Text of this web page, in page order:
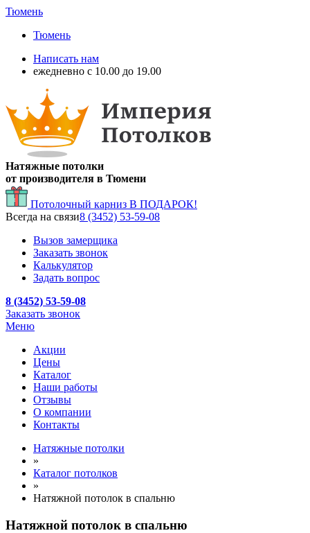
Тюмень
Тюмень
Написать нам
ежедневно с 10.00 до 19.00
Натяжные потолки
от производителя в Тюмени
Потолочный карниз В ПОДАРОК!
Всегда на связи8 (3452) 53-59-08
Вызов замерщика
Заказать звонок
Калькулятор
Задать вопрос
8 (3452) 53-59-08
Заказать звонок
Меню
Акции
Цены
Каталог
Наши работы
Отзывы
О компании
Контакты
Натяжные потолки
»
Каталог потолков
»
Натяжной потолок в спальню
Натяжной потолок в спальню